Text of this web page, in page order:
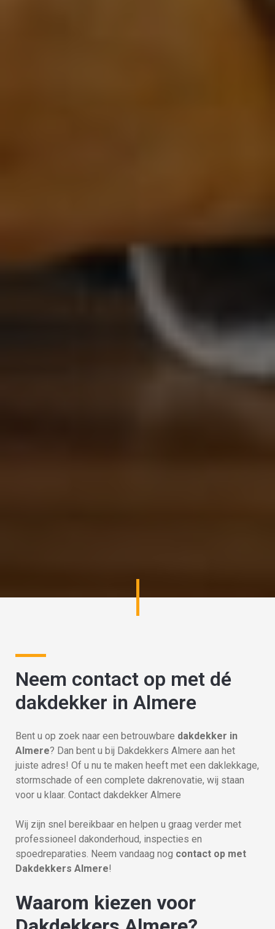
Neem contact op met dé
dakdekker in Almere
Bent u op zoek naar een betrouwbare dakdekker in
Almere? Dan bent u bij Dakdekkers Almere aan het
juiste adres! Of u nu te maken heeft met een daklekkage,
stormschade of een complete dakrenovatie, wij staan
voor u klaar. Contact dakdekker Almere
Wij zijn snel bereikbaar en helpen u graag verder met
professioneel dakonderhoud, inspecties en
spoedreparaties. Neem vandaag nog contact op met
Dakdekkers Almere!
Waarom kiezen voor